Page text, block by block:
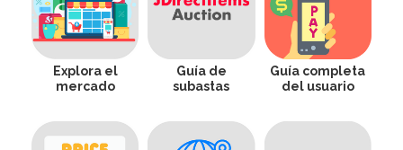
Explora el
mercado
Guía de
subastas
Guía completa
del usuario